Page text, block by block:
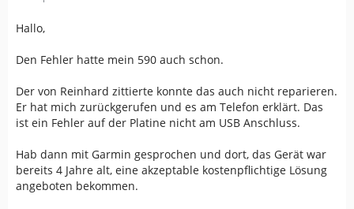
Hallo,
Den Fehler hatte mein 590 auch schon.
Der von Reinhard zittierte konnte das auch nicht reparieren.
Er hat mich zurückgerufen und es am Telefon erklärt. Das
ist ein Fehler auf der Platine nicht am USB Anschluss.
Hab dann mit Garmin gesprochen und dort, das Gerät war
bereits 4 Jahre alt, eine akzeptable kostenpflichtige Lösung
angeboten bekommen.